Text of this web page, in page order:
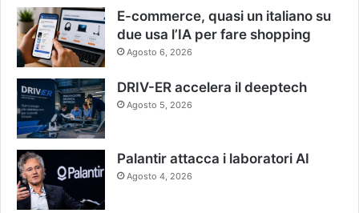
E-commerce, quasi un italiano su
due usa l’IA per fare shopping
Agosto 6, 2026
DRIV-ER accelera il deeptech
Agosto 5, 2026
Palantir attacca i laboratori AI
Agosto 4, 2026